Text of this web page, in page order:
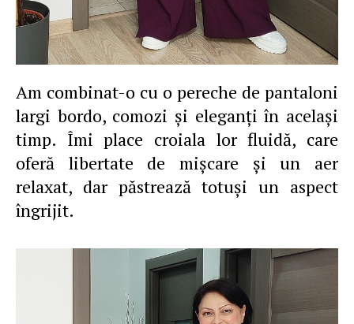
Am combinat-o cu o pereche de pantaloni
largi bordo, comozi şi eleganţi în acelaşi
timp. Îmi place croiala lor fluidă, care
oferă libertate de mişcare şi un aer
relaxat, dar păstrează totuşi un aspect
îngrijit.